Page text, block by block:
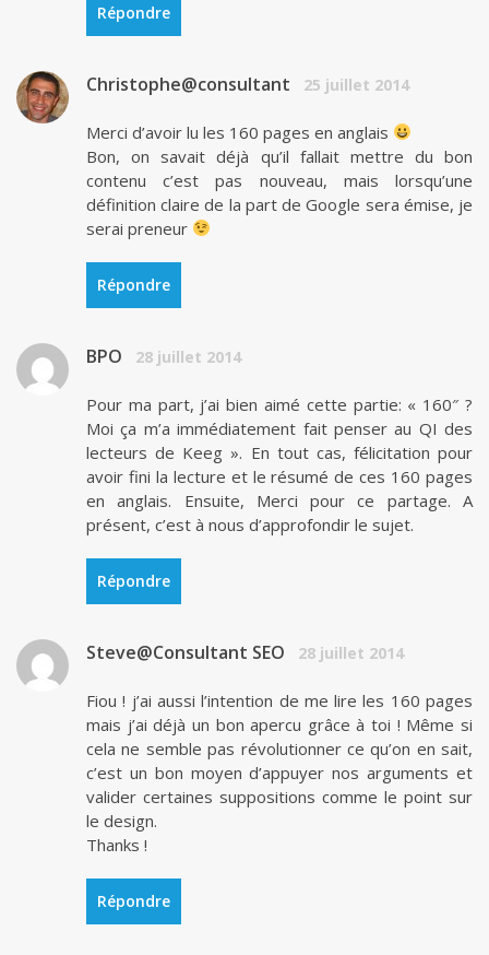
Répondre
Christophe@consultant 25 juillet 2014
Merci d’avoir lu les 160 pages en anglais
Bon, on savait déjà qu’il fallait mettre du bon
contenu c’est pas nouveau, mais lorsqu’une
définition claire de la part de Google sera émise, je
serai preneur
Répondre
BPO 28 juillet 2014
Pour ma part, j’ai bien aimé cette partie: « 160″ ?
Moi ça m’a immédiatement fait penser au QI des
lecteurs de Keeg ». En tout cas, félicitation pour
avoir fini la lecture et le résumé de ces 160 pages
en anglais. Ensuite, Merci pour ce partage. A
présent, c’est à nous d’approfondir le sujet.
Répondre
Steve@Consultant SEO 28 juillet 2014
Fiou ! j’ai aussi l’intention de me lire les 160 pages
mais j’ai déjà un bon apercu grâce à toi ! Même si
cela ne semble pas révolutionner ce qu’on en sait,
c’est un bon moyen d’appuyer nos arguments et
valider certaines suppositions comme le point sur
le design.
Thanks !
Répondre